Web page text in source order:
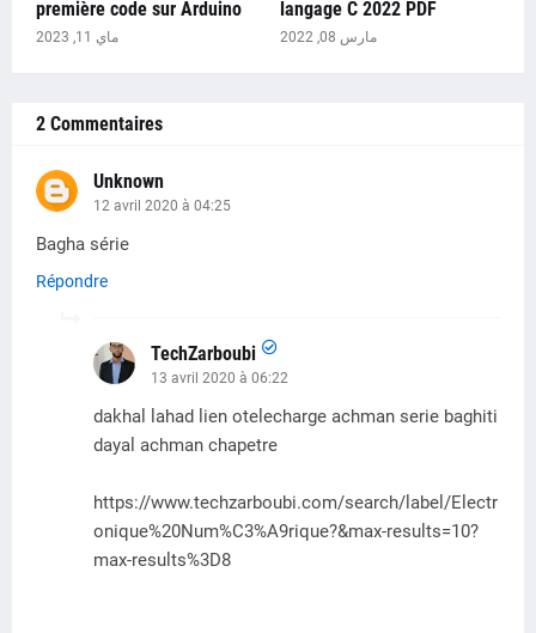
première code sur Arduino
ماي 11, 2023
langage C 2022 PDF
مارس 08, 2022
2 Commentaires
Unknown
12 avril 2020 à 04:25
Bagha série
Répondre
TechZarboubi
13 avril 2020 à 06:22
dakhal lahad lien otelecharge achman serie baghiti
dayal achman chapetre
https://www.techzarboubi.com/search/label/Electr
onique%20Num%C3%A9rique?&max-results=10?
max-results%3D8